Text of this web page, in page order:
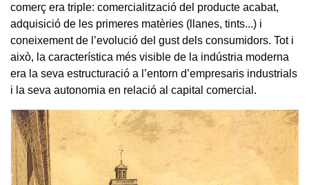
comerç era triple: comercialització del producte acabat,
adquisició de les primeres matèries (llanes, tints...) i
coneixement de l’evolució del gust dels consumidors. Tot i
això, la característica més visible de la indústria moderna
era la seva estructuració a l’entorn d’empresaris industrials
i la seva autonomia en relació al capital comercial.